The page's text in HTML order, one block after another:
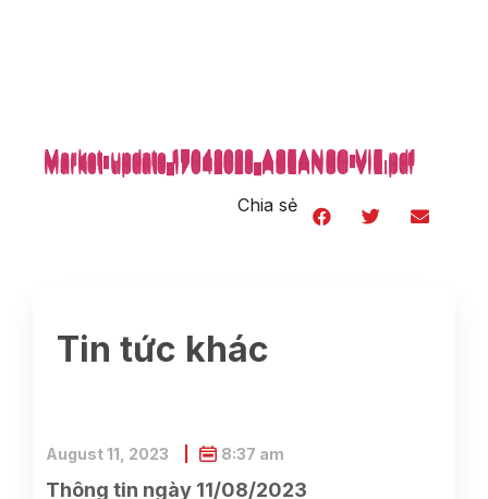
Market-update_17042023_ASEANSC-VIE.pdf
Market-update_17042023_ASEANSC-VIE.pdf
Market-update_17042023_ASEANSC-VIE.pdf
Market-update_17042023_ASEANSC-VIE.pdf
Market-update_17042023_ASEANSC-VIE.pdf
Market-update_17042023_ASEANSC-VIE.pdf
Market-update_17042023_ASEANSC-VIE.pdf
Market-update_17042023_ASEANSC-VIE.pdf
Market-update_17042023_ASEANSC-VIE.pdf
Market-update_17042023_ASEANSC-VIE.pdf
Market-update_17042023_ASEANSC-VIE.pdf
Market-update_17042023_ASEANSC-VIE.pdf
Chia sẻ
Tin tức khác
Thông tin ngày 11/08/2023
August 11, 2023 8:37 am